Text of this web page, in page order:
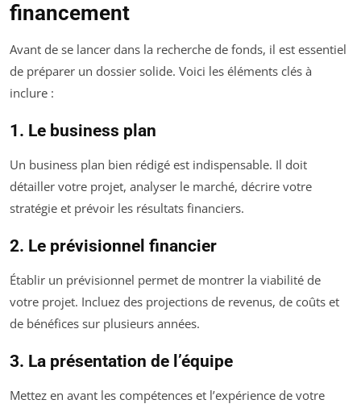
financement
Avant de se lancer dans la recherche de fonds, il est essentiel
de préparer un dossier solide. Voici les éléments clés à
inclure :
1. Le business plan
Un business plan bien rédigé est indispensable. Il doit
détailler votre projet, analyser le marché, décrire votre
stratégie et prévoir les résultats financiers.
2. Le prévisionnel financier
Établir un prévisionnel permet de montrer la viabilité de
votre projet. Incluez des projections de revenus, de coûts et
de bénéfices sur plusieurs années.
3. La présentation de l’équipe
Mettez en avant les compétences et l’expérience de votre